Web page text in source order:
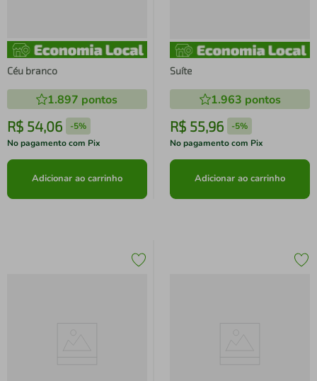
Céu branco
1.897 pontos
R$ 54,06 -5%
No pagamento com Pix
Adicionar ao carrinho
Suíte
1.963 pontos
R$ 55,96 -5%
No pagamento com Pix
Adicionar ao carrinho